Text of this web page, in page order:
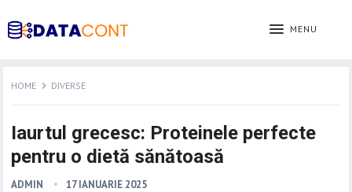
MENU
HOME DIVERSE
Iaurtul grecesc: Proteinele perfecte
pentru o dietă sănătoasă
ADMIN 17 IANUARIE 2025